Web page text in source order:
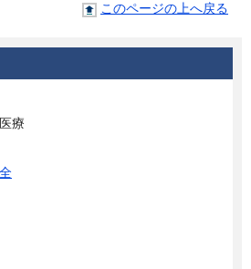
このページの上へ戻る
療